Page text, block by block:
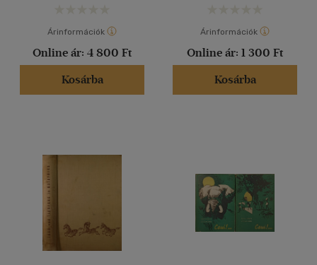
Árinformációk
Online ár: 4 800 Ft
Kosárba
Árinformációk
Online ár: 1 300 Ft
Kosárba